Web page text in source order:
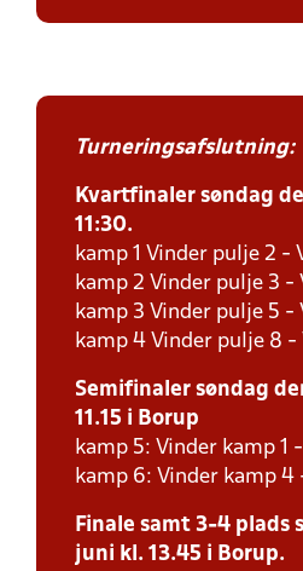
Turneringsafslutning:
Kvartfinaler søndag
11:30.
kamp 1 Vinder pulje 2 -
kamp 2 Vinder pulje 3 -
kamp 3 Vinder pulje 5 -
kamp 4 Vinder pulje 8 -
Semifinaler søndag
11.15 i Borup
kamp 5: Vinder kamp 1
kamp 6: Vinder kamp 4
Finale samt 3-4 plads
juni kl. 13.45 i Borup.